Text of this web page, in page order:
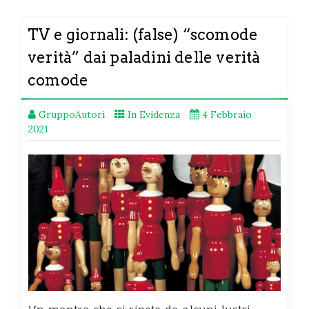
TV e giornali: (false) “scomode
verità” dai paladini delle verità
comode
GruppoAutori In Evidenza
4 Febbraio
2021